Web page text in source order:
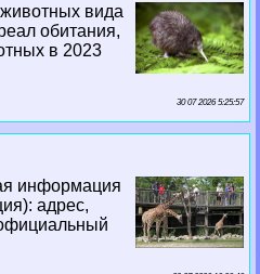
вида
обитания,
в 2023
30 07 2026 5:25:57
информация
адрес,